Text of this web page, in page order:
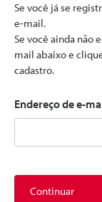
Se você já se
e-mail.
Se você ainda não
mail abaixo e
cadastro.
Endereço de e-
Continuar